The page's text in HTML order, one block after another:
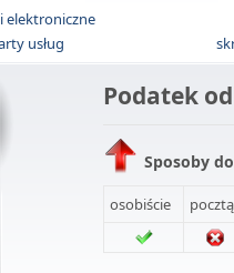
elektroniczne
usług
Podatek
Sposoby
osobiście pocztą